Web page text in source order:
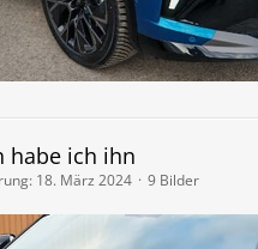
habe ich ihn
18. März 2024 9 Bilder